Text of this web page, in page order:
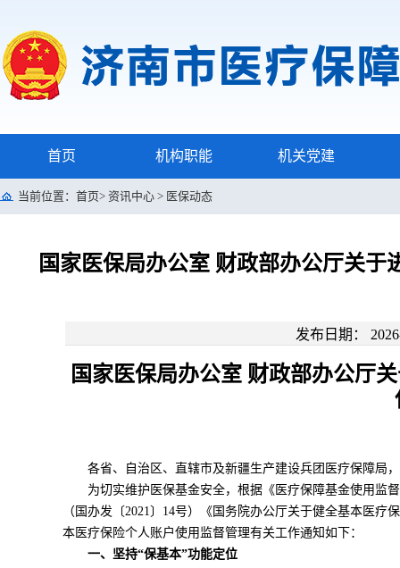
首页 机构职能 机关党建
当前位置： 首页> 资讯中心 > 医保动态
国家医保局办公室 财政部办公厅关
发布日期：
国家医保局办公室 财政部办公厅
各省、自治区、直辖市及新疆生产建设兵团医疗保障局
为切实维护医保基金安全，根据《医疗保障基金使用监
（国办发〔2021〕14号）《国务院办公厅关于健全基本医
本医疗保险个人账户使用监督管理有关工作通知如下：
一、坚持“保基本”功能定位